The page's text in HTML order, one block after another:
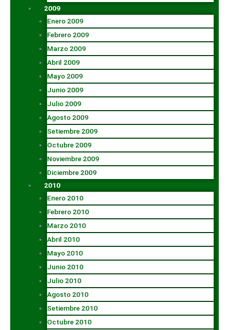
2009
Enero 2009
Febrero 2009
Marzo 2009
Abril 2009
Mayo 2009
Junio 2009
Julio 2009
Agosto 2009
Setiembre 2009
Octubre 2009
Noviembre 2009
Diciembre 2009
2010
Enero 2010
Febrero 2010
Marzo 2010
Abril 2010
Mayo 2010
Junio 2010
Julio 2010
Agosto 2010
Setiembre 2010
Octubre 2010